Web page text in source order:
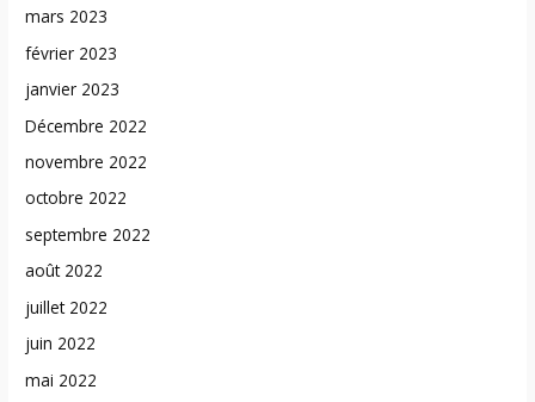
mars 2023
février 2023
janvier 2023
Décembre 2022
novembre 2022
octobre 2022
septembre 2022
août 2022
juillet 2022
juin 2022
mai 2022